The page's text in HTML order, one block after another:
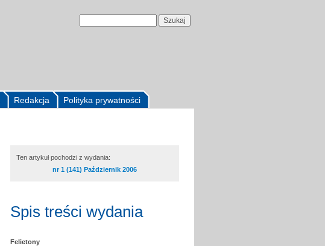
Polityka prywatności
Redakcja
Ten artykuł pochodzi z wydania:
nr 1 (141) Październik 2006
Spis treści wydania
Felietony